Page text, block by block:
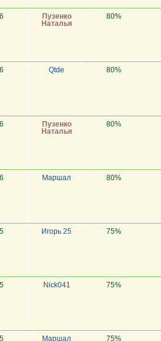
Пузенко
Наталья
80%
Qtde 80%
Пузенко
Наталья
80%
Маршал 80%
Игорь 25 75%
Nick041 75%
Маршал 75%